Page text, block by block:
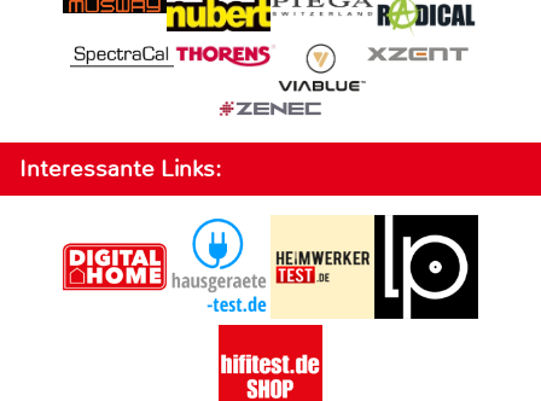
Interessante Links: